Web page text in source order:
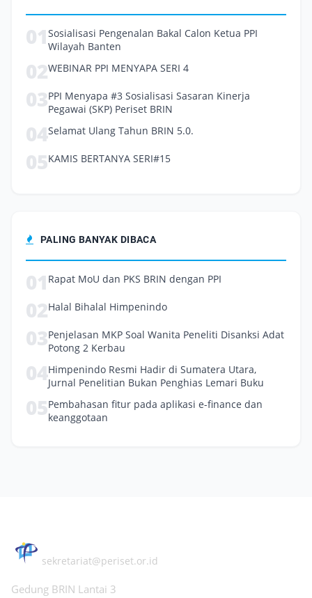
01 Sosialisasi Pengenalan Bakal Calon Ketua PPI
Wilayah Banten
02WEBINAR PPI MENYAPA SERI 4
03PPI Menyapa #3 Sosialisasi Sasaran Kinerja
Pegawai (SKP) Periset BRIN
04Selamat Ulang Tahun BRIN 5.0.
05KAMIS BERTANYA SERI#15
PALING BANYAK DIBACA
01 Rapat MoU dan PKS BRIN dengan PPI
02Halal Bihalal Himpenindo
03Penjelasan MKP Soal Wanita Peneliti Disanksi Adat
Potong 2 Kerbau
04Himpenindo Resmi Hadir di Sumatera Utara,
Jurnal Penelitian Bukan Penghias Lemari Buku
05Pembahasan fitur pada aplikasi e-finance dan
keanggotaan
sekretariat@periset.or.id
Gedung BRIN Lantai 3